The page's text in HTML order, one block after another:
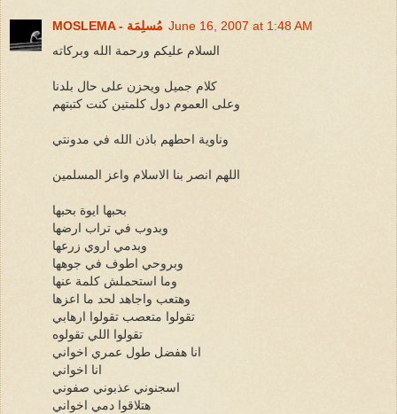
MOSLEMA - مُسلِمَة June 16, 2007 at 1:48 AM
السلام عليكم ورحمة الله وبركاته
كلام جميل ويحزن على حال بلدنا
وعلى العموم دول كلمتين كنت كتبتهم
وناوية احطهم باذن الله في مدونتي
اللهم انصر بنا الاسلام واعز المسلمين
بحبها ايوة بحبها
وبدوب في تراب ارضها
وبدمي اروي زرعها
وبروحي اطوف في جوهها
وما استحملش كلمة عنها
وهتعب واجاهد لحد ما اعزها
تقولوا متعصب تقولوا ارهابي
تقولوا اللي تقولوه
انا هفضل طول عمري اخواني
انا اخواني
اسجنوني عذبوني صفوني
هتلاقوا دمي اخواني